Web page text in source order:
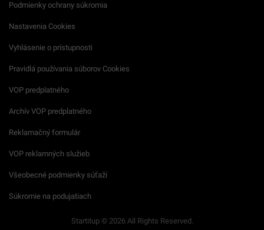
Podmienky ochrany súkromia
Nastavenia Cookies
Vyhlásenie o prístupnosti
Pravidlá používania súborov Cookies
VOP predplatného
Archív VOP predplatného
Reklamačný formulár
VOP reklamných služieb
Všeobecné podmienky súťaží
Súkromie na podujatiach
Startitup © 2026 All Rights Reserved.